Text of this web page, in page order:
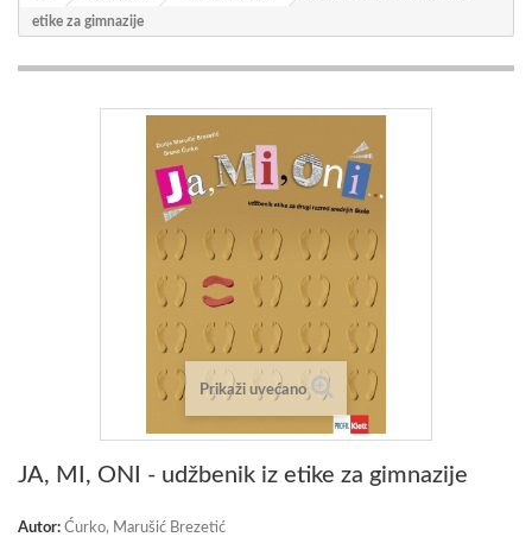
etike za gimnazije
Prikaži uvećano
JA, MI, ONI - udžbenik iz etike za gimnazije
Autor: Ćurko, Marušić Brezetić